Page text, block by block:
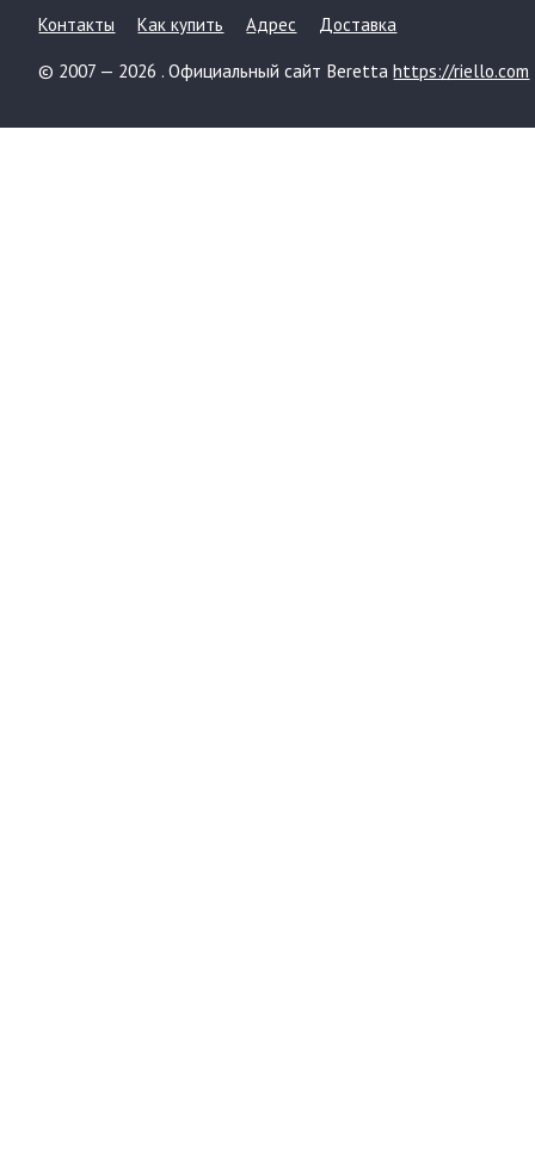
Контакты Как купить Адрес Доставка
© 2007 — 2026 . Официальный сайт Berettahttps://riello.com